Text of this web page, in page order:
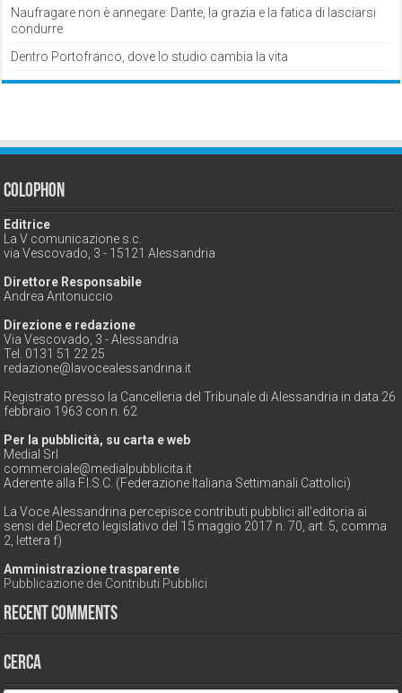
Naufragare non è annegare: Dante, la grazia e la fatica di lasciarsi
condurre
Dentro Portofranco, dove lo studio cambia la vita
Colophon
Editrice
La V comunicazione s.c.
via Vescovado, 3 - 15121 Alessandria
Direttore Responsabile
Andrea Antonuccio
Direzione e redazione
Via Vescovado, 3 - Alessandria
Tel. 0131 51 22 25
redazione@lavocealessandrina.it
Registrato presso la Cancelleria del Tribunale di Alessandria in data 26
febbraio 1963 con n. 62
Per la pubblicità, su carta e web
Medial Srl
commerciale@medialpubblicita.it
Aderente alla F.I.S.C. (Federazione Italiana Settimanali Cattolici)
La Voce Alessandrina percepisce contributi pubblici all'editoria ai
sensi del Decreto legislativo del 15 maggio 2017 n. 70, art. 5, comma
2, lettera f)
Amministrazione trasparente
Pubblicazione dei Contributi Pubblici
Recent Comments
Cerca